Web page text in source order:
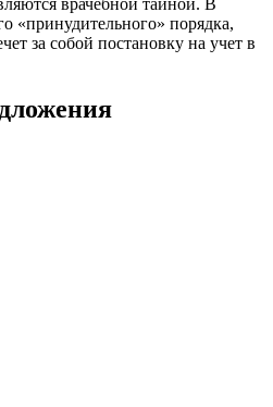
врачебной тайной. В
«принудительного» порядка,
за собой постановку на учет в